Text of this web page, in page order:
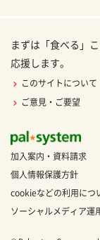
まずは「食べる」
応援します。
このサイトについて
ご意見・ご要望
加入案内・資料請求
個人情報保護方針
cookieなどの利用につ
ソーシャルメディア運